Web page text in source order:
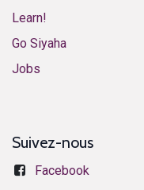
Learn!
​​​​​​G​o ​S​i​y​aha​
​​​​​​J​o​bs​​
Suivez-nous
Facebook